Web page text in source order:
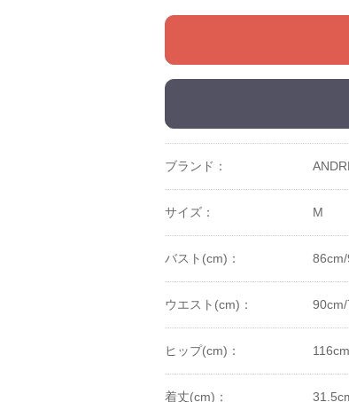
ブランド：
サイズ： M
バスト(cm)：
ウエスト(cm)：
ヒップ(cm)：
着丈(cm)：